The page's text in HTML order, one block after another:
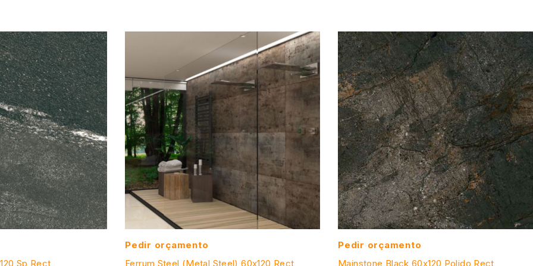
Sp Rect
Pedir orçamento
Ferrum Steel (Metal Steel) 60x120 Rect
Pedir orçamento
Mainstone Black 60x120 Polido Rect